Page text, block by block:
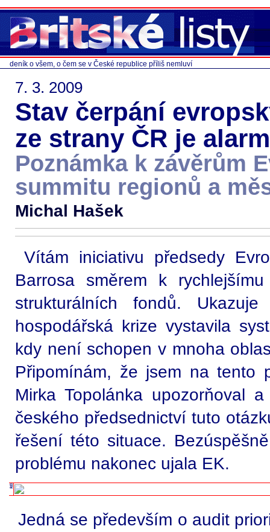
deník o všem, o čem se v České republice příliš nemluví
7. 3. 2009
Stav čerpání
ze strany ČR je
Poznámka k závěrům
summitu regionů a
Michal Hašek
Vítám iniciativu předsedy
Barrosa směrem k
strukturálních fondů.
hospodářská krize vystavila
kdy není schopen v mnoha
Připomínám, že jsem na tento
Mirka Topolánka upozorňoval
českého předsednictví tuto
řešení této situace.
problému nakonec ujala EK.
Jedná se především o audit